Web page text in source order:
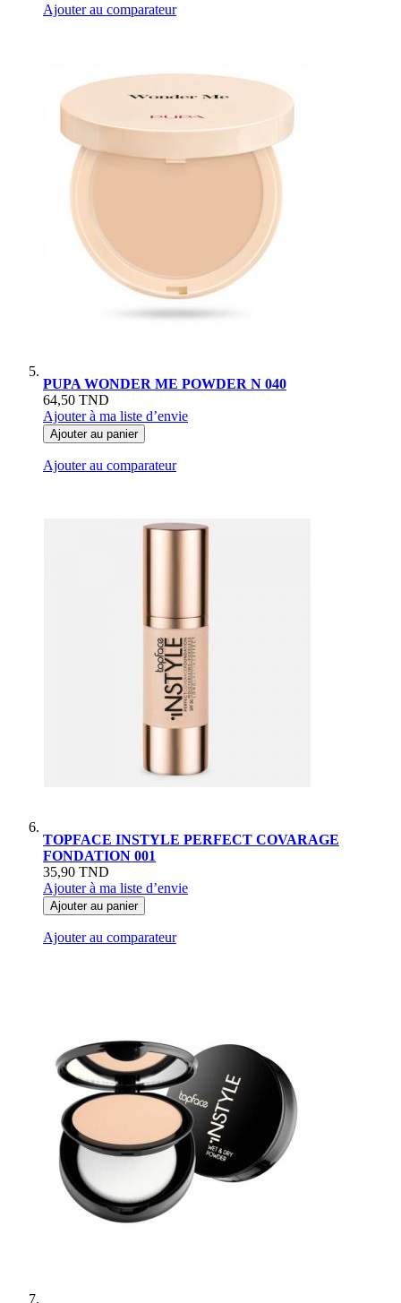
Ajouter au comparateur
PUPA WONDER ME POWDER N 040
64,50 TND
Ajouter à ma liste d’envie
Ajouter au panier
Ajouter au comparateur
TOPFACE INSTYLE PERFECT COVARAGE
FONDATION 001
35,90 TND
Ajouter à ma liste d’envie
Ajouter au panier
Ajouter au comparateur